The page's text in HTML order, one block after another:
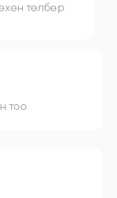
төлбөр
тоо